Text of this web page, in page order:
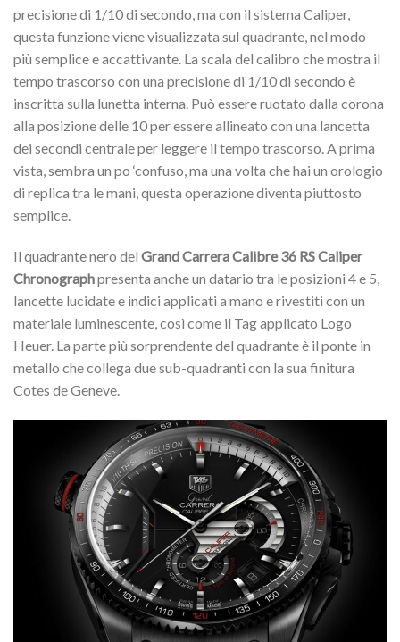
precisione di 1/10 di secondo, ma con il sistema Caliper,
questa funzione viene visualizzata sul quadrante, nel modo
più semplice e accattivante. La scala del calibro che mostra il
tempo trascorso con una precisione di 1/10 di secondo è
inscritta sulla lunetta interna. Può essere ruotato dalla corona
alla posizione delle 10 per essere allineato con una lancetta
dei secondi centrale per leggere il tempo trascorso. A prima
vista, sembra un po ‘confuso, ma una volta che hai un orologio
di replica tra le mani, questa operazione diventa piuttosto
semplice.
Il quadrante nero del Grand Carrera Calibre 36 RS Caliper
Chronographpresenta anche un datario tra le posizioni 4 e 5,
lancette lucidate e indici applicati a mano e rivestiti con un
materiale luminescente, così come il Tag applicato Logo
Heuer. La parte più sorprendente del quadrante è il ponte in
metallo che collega due sub-quadranti con la sua finitura
Cotes de Geneve.